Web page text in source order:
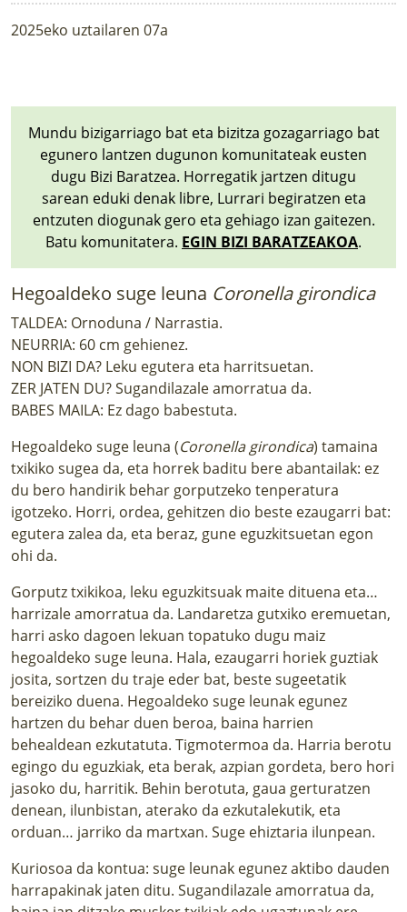
2025eko uztailaren 07a
Mundu bizigarriago bat eta bizitza gozagarriago bat
egunero lantzen dugunon komunitateak eusten
dugu Bizi Baratzea. Horregatik jartzen ditugu
sarean eduki denak libre, Lurrari begiratzen eta
entzuten diogunak gero eta gehiago izan gaitezen.
Batu komunitatera. EGIN BIZI BARATZEAKOA.
Hegoaldeko suge leuna Coronella girondica
TALDEA: Ornoduna / Narrastia.
NEURRIA: 60 cm gehienez.
NON BIZI DA? Leku egutera eta harritsuetan.
ZER JATEN DU? Sugandilazale amorratua da.
BABES MAILA: Ez dago babestuta.
Hegoaldeko suge leuna (Coronella girondica) tamaina
txikiko sugea da, eta horrek baditu bere abantailak: ez
du bero handirik behar gorputzeko tenperatura
igotzeko. Horri, ordea, gehitzen dio beste ezaugarri bat:
egutera zalea da, eta beraz, gune eguzkitsuetan egon
ohi da.
Gorputz txikikoa, leku eguzkitsuak maite dituena eta…
harrizale amorratua da. Landaretza gutxiko eremuetan,
harri asko dagoen lekuan topatuko dugu maiz
hegoaldeko suge leuna. Hala, ezaugarri horiek guztiak
josita, sortzen du traje eder bat, beste sugeetatik
bereiziko duena. Hegoaldeko suge leunak egunez
hartzen du behar duen beroa, baina harrien
behealdean ezkutatuta. Tigmotermoa da. Harria berotu
egingo du eguzkiak, eta berak, azpian gordeta, bero hori
jasoko du, harritik. Behin berotuta, gaua gerturatzen
denean, ilunbistan, aterako da ezkutalekutik, eta
orduan… jarriko da martxan. Suge ehiztaria ilunpean.
Kuriosoa da kontua: suge leunak egunez aktibo dauden
harrapakinak jaten ditu. Sugandilazale amorratua da,